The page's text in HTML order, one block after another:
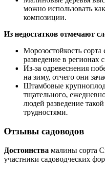
можно использовать
композиции.
Из недостатков отмечают
Морозостойкость сорта
разведение в регионах
Из-за одревеснения
на зиму, отчего они
Штамбовые
тщательного,
людей разведение
трудностями.
Отзывы садоводов
Достоинства малины сорта
участники садоводческих